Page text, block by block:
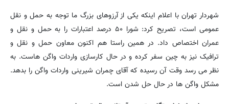
شهردار تهران با اعلام اینکه یکی از آرزوهای بزرگ ما توجه به حمل و نقل
عمومی است، تصریح کرد: شورا ۵۰ درصد اعتبارات را به حمل و نقل و
عمران اختصاص داد. در همین راستا هم اکنون معاون حمل و نقل و
ترافیک نیز به چین سفر کرده و در حال کارسازی واردات واگن هاست. به
نظر می رسد وقت آن رسیده که آقای چمران شیرینی واردات واگن را بدهد.
مشکل واگن ها در حال حل شدن است.